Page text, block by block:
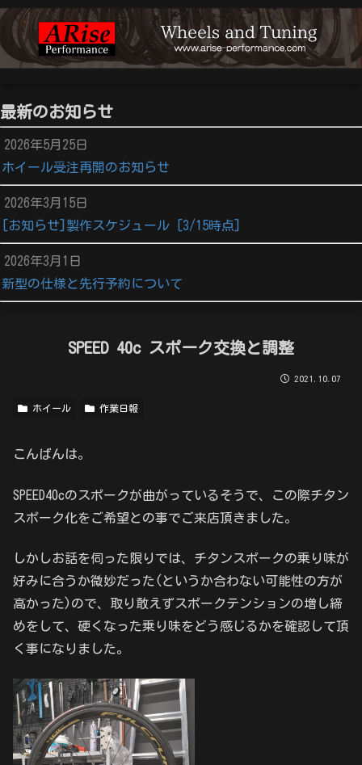
最新のお知らせ
2026年5月25日
ホイール受注再開のお知らせ
2026年3月15日
[お知らせ]製作スケジュール [3/15時点]
2026年3月1日
新型の仕様と先行予約について
SPEED 40c スポーク交換と調整
2021.10.07
ホイール 作業日報
こんばんは。
SPEED40cのスポークが曲がっているそうで、この際チタン
スポーク化をご希望との事でご来店頂きました。
しかしお話を伺った限りでは、チタンスポークの乗り味が
好みに合うか微妙だった(というか合わない可能性の方が
高かった)ので、取り敢えずスポークテンションの増し締
めをして、硬くなった乗り味をどう感じるかを確認して頂
く事になりました。